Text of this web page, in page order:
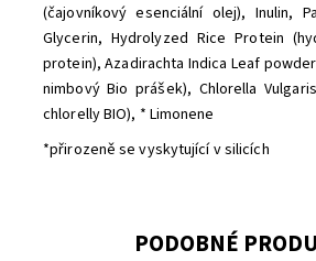
(čajovníkový esenciální olej), Inulin,
Glycerin, Hydrolyzed Rice Protein
protein), Azadirachta Indica Leaf
nimbový Bio prášek), Chlorella
chlorelly BIO), * Limonene
*přirozeně se vyskytující v silicích
PODOBNÉ